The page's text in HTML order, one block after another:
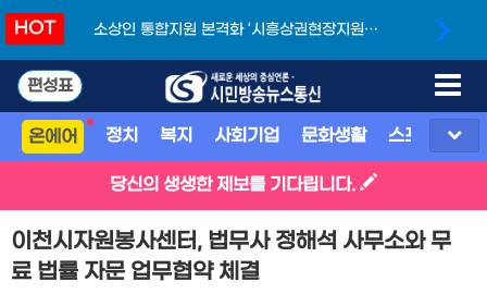
HOT
소상인 통합지원 본격화 ‘시흥상권현장지원단’
편성표
온에어 정치 복지 사회기업 문화생활 스포츠 지
당신의 생생한 제보를 기다립니다.
이천시자원봉사센터, 법무사 정해석 사무소와 무
료 법률 자문 업무협약 체결